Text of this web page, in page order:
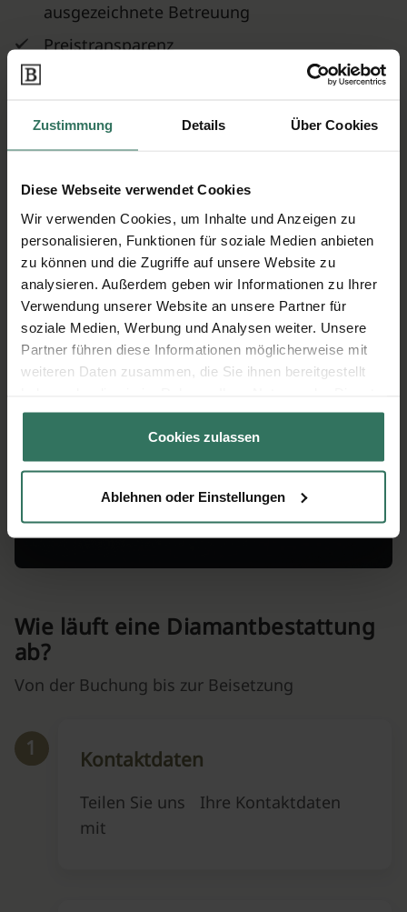
Zustimmung Details Über Cookies
Diese Webseite verwendet Cookies
Wir verwenden Cookies, um Inhalte und Anzeigen zu
personalisieren, Funktionen für soziale Medien anbieten
zu können und die Zugriffe auf unsere Website zu
analysieren. Außerdem geben wir Informationen zu Ihrer
Verwendung unserer Website an unsere Partner für
soziale Medien, Werbung und Analysen weiter. Unsere
Partner führen diese Informationen möglicherweise mit
weiteren Daten zusammen, die Sie ihnen bereitgestellt
gesammelt haben.
Cookies zulassen
Ablehnen oder Einstellungen
ausgezeichnete Betreuung
Preistransparenz
Komplettangebote, garantiert ohne
Kontakt wie gewünscht: per E-Mail oder
Unsere Motivation: Ihre Zufriedenheit!
Unverbindlich beauftragen
Wie läuft eine Diamantbestattung
ab?
Von der Buchung bis zur Beisetzung
1 Kontaktdaten
Teilen Sie uns Ihre Kontaktdaten
mit